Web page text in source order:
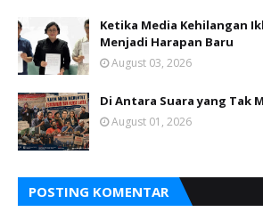
Ketika Media Kehilangan
Menjadi Harapan Baru
August 03, 2026
Di Antara Suara yang Tak
August 01, 2026
POSTING KOMENTAR